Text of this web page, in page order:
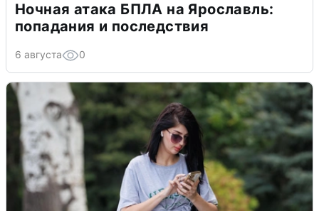
Ночная атака БПЛА на Ярославль:
попадания и последствия
6 августа 0